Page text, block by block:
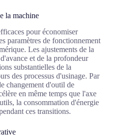
la machine
pour économiser
paramètres de fonctionnement
Les ajustements de la
et de la profondeur
substantielles de la
des processus d'usinage. Par
changement d'outil de
en même temps que l'axe
la consommation d'énergie
ces transitions.